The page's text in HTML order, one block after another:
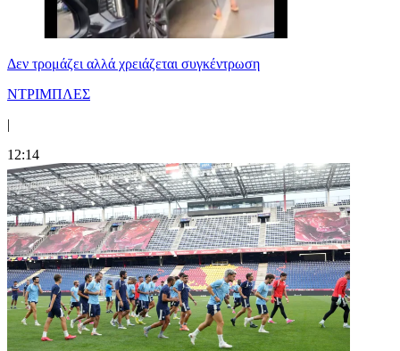
Δεν τρομάζει αλλά χρειάζεται συγκέντρωση
ΝΤΡΙΜΠΛΕΣ
|
12:14